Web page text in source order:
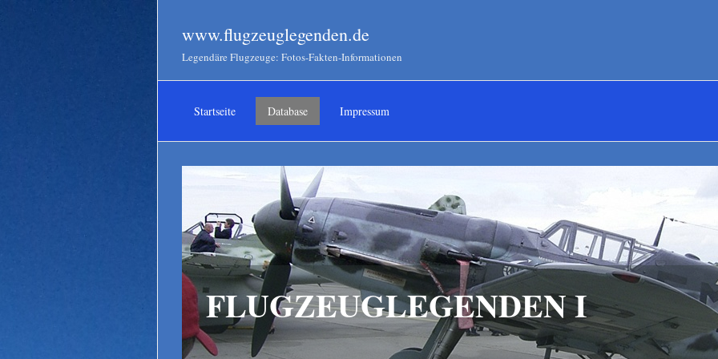
www.flugzeuglegenden.de
Legendäre Flugzeuge: Fotos-Fakten-Informationen
Startseite Database Impressum
FLUGZEUGLEGENDEN I